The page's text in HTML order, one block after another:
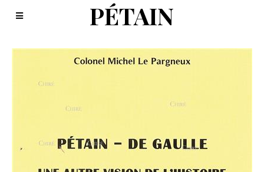
PÉTAIN